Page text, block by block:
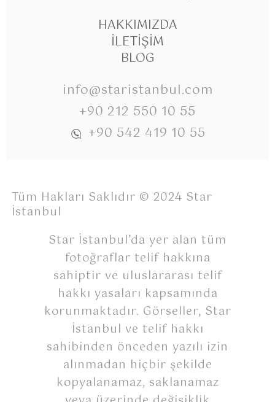
HAKKIMIZDA
İLETIŞIM
BLOG
info@staristanbul.com
+90 212 550 10 55
+90 542 419 10 55
Tüm Hakları Saklıdır © 2024 Star
İstanbul
Star İstanbul’da yer alan tüm
fotoğraflar telif hakkına
sahiptir ve uluslararası telif
hakkı yasaları kapsamında
korunmaktadır. Görseller, Star
İstanbul ve telif hakkı
sahibinden önceden yazılı izin
alınmadan hiçbir şekilde
kopyalanamaz, saklanamaz